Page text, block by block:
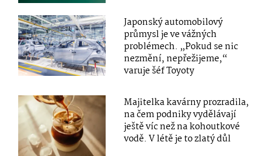
Japonský automobilový
průmysl je ve vážných
problémech. „Pokud se nic
nezmění, nepřežijeme,“
varuje šéf Toyoty
Majitelka kavárny prozradila,
na čem podniky vydělávají
ještě víc než na kohoutkové
vodě. V létě je to zlatý důl